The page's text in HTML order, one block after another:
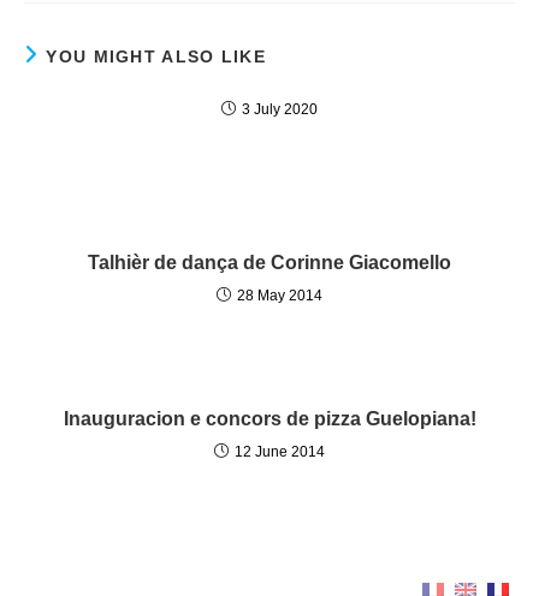
YOU MIGHT ALSO LIKE
3 July 2020
Talhièr de dança de Corinne Giacomello
28 May 2014
Inauguracion e concors de pizza Guelopiana!
12 June 2014